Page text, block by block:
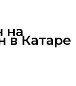
на
в Катаре